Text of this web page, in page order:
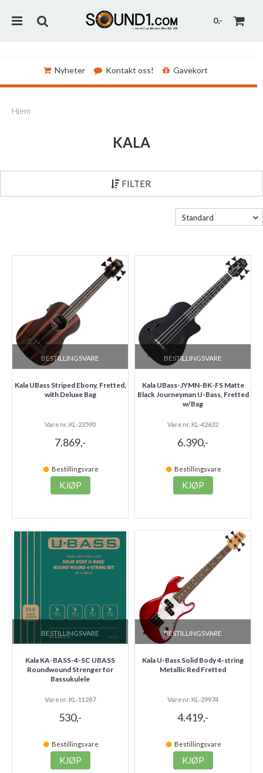
0,-
Nyheter Kontakt oss! Gavekort
Hjem
KALA
FILTER
Standard
BESTILLINGSVARE
Kala UBass Striped Ebony, Fretted,
with Deluxe Bag
Vare nr. KL-23590
7.869,-
Bestillingsvare
KJØP
BESTILLINGSVARE
Kala UBass-JYMN-BK-FS Matte
Black Journeyman U-Bass, Fretted
w/Bag
Vare nr. KL-42632
6.390,-
Bestillingsvare
KJØP
BESTILLINGSVARE
Kala KA-BASS-4-SC UBASS
Roundwound Strenger for
Bassukulele
Vare nr. KL-11287
530,-
Bestillingsvare
KJØP
BESTILLINGSVARE
Kala U-Bass Solid Body 4-string
Metallic Red Fretted
Vare nr. KL-29974
4.419,-
Bestillingsvare
KJØP